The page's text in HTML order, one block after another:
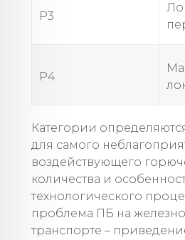
Р3
Р4
Категории
для самого
воздействующего
количества и
технологического
проблема ПБ на
транспорте –